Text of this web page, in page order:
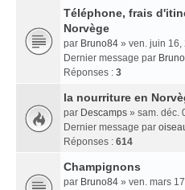
Téléphone, frais
Norvège
par Bruno84 » ven. juin 16,
Dernier message par
Réponses : 3
la nourriture en
par Descamps » sam. déc.
Dernier message par
Réponses : 614
Champignons
par Bruno84 » ven. mars